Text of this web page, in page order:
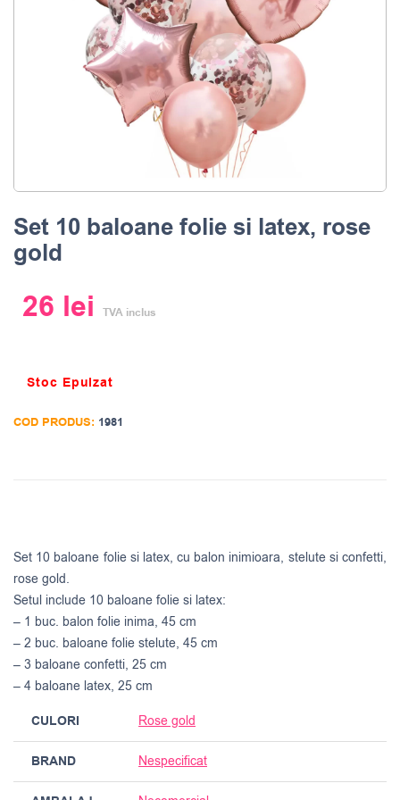
Set 10 baloane folie si latex, rose
gold
26 lei TVA inclus
Stoc Epuizat
COD PRODUS: 1981
Set 10 baloane folie si latex, cu balon inimioara, stelute si confetti,
rose gold.
Setul include 10 baloane folie si latex:
– 1 buc. balon folie inima, 45 cm
– 2 buc. baloane folie stelute, 45 cm
– 3 baloane confetti, 25 cm
– 4 baloane latex, 25 cm
CULORI Rose gold
BRAND Nespecificat